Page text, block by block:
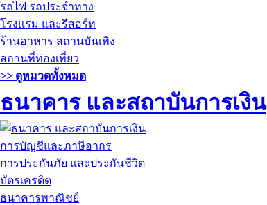
รถไฟ รถประจำทาง
โรงแรม และรีสอร์ท
ร้านอาหาร สถานบันเทิง
สถานที่ท่องเที่ยว
>> ดูหมวดทั้งหมด
ธนาคาร และสถาบันการเงิน
การบัญชีและภาษีอากร
การประกันภัย และประกันชีวิต
บัตรเครดิต
ธนาคารพาณิชย์